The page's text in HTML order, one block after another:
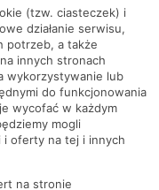
(tzw. ciasteczek) i
działanie serwisu,
potrzeb, a także
innych stronach
wykorzystywanie lub
do funkcjonowania
wycofać w każdym
mogli
i oferty na tej i innych
na stronie